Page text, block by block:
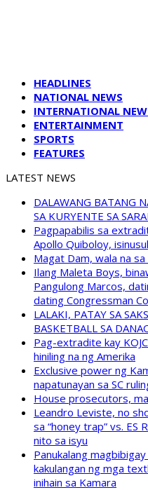
HEADLINES
NATIONAL NEWS
INTERNATIONAL
ENTERTAINMENT
SPORTS
FEATURES
LATEST NEWS
DALAWANG BATANG
SA KURYENTE SA
Pagpapabilis sa
Apollo Quiboloy,
Magat Dam, wala na
Ilang Maleta Boys,
Pangulong Marcos,
dating Congressman Co
LALAKI, PATAY SA
BASKETBALL SA
Pag-extradite kay
hiniling na ng Amerika
Exclusive power ng
napatunayan sa SC
House prosecutors,
Leandro Leviste, no
sa “honey trap” vs. ES
nito sa isyu
Panukalang
kakulangan ng mga
inihain sa Kamara